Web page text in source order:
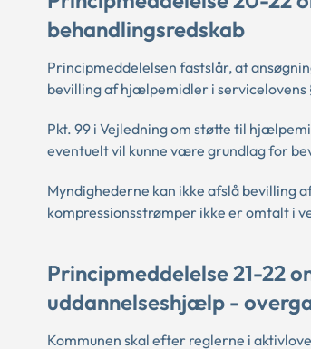
behandlingsredskab
Principmeddelelsen fastslår, at
bevilling af hjælpemidler i servicelovens
Pkt. 99 i Vejledning om støtte til
eventuelt vil kunne være grundlag for
Myndighederne kan ikke afslå bevilling
kompressionsstrømper ikke er omtalt i
Principmeddelelse 21-22
uddannelseshjælp -
Kommunen skal efter reglerne i